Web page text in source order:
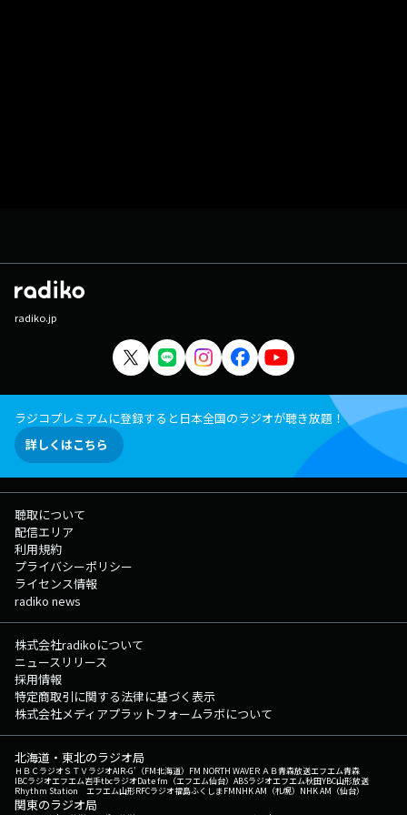
radiko.jp
ラジコプレミアムに登録すると日本全国のラジオが聴き放題！
詳しくはこちら
聴取について
配信エリア
利用規約
プライバシーポリシー
ライセンス情報
radiko news
株式会社radikoについて
ニュースリリース
採用情報
特定商取引に関する法律に基づく表示
株式会社メディアプラットフォームラボについて
北海道・東北のラジオ局
ＨＢＣラジオＳＴＶラジオAIR-G'（FM北海道） FM NORTH WAVEＲＡＢ青森放送エフエム青森
IBCラジオエフエム岩手tbcラジオDate fm（エフエム仙台） ABSラジオエフエム秋田YBC山形放送
Rhythm Station エフエム山形RFCラジオ福島ふくしまFMNHK AM（札幌） NHK AM（仙台）
関東のラジオ局